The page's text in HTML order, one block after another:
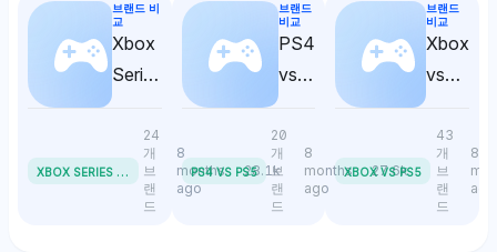
Grok
그록은 아디다스와 푸마에게 각각 동일한 가시성(2.9%)
을 부여하지만 아디다스를 파를리와 같은 에코 이니셔티
브와 연계하여 더 넓은 혁신과 매력을 나타낼 수 있으며,
푸마는 독특한 연관성 부족을 보인다. 중립적에서 긍정적
인 톤은 아디다스를 더 미래 지향적인 브랜딩으로 약간
선호하게 만든다.
가지고 있다고 인식된다.
Chatgpt
챗GPT는 아디다스와 푸마에게 각각 동일한 4.8%의 가
시성 점유율을 부여하여 중립적인 감정을 반영한다. 이
두 브랜드 모두 시장 가시성의 맥락에서 동등하게 두드러
브랜드 비
교
Xbox
Series
X vs
Series
S X
BOX SERIES X VS SERIES S
24
개
브
랜
드
8
months
ago
28.1k
브랜드
비교
PS4
vs
PS4 VS PS5
20
개
브
랜
드
8
months
ago
27.6k
브랜드
비교
Xbox
vs
PS5
XBOX VS PS5
43
개
브
랜
드
8
ago